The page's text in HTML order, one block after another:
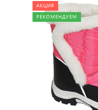
АКЦИЯ
РЕКОМЕНДУЕМ